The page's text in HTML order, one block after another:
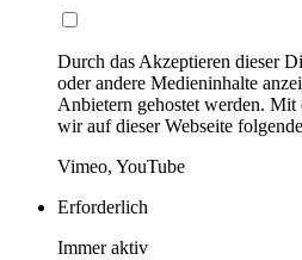
Durch das Akzeptieren dieser
oder andere Medieninhalte
Anbietern gehostet werden.
wir auf dieser Webseite
Vimeo, YouTube
Erforderlich
Immer aktiv